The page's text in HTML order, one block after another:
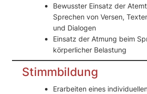
Bewusster Einsatz der
Sprechen von Versen,
und Dialogen
Einsatz der Atmung beim
körperlicher Belastung
Stimmbildung
Erarbeiten eines